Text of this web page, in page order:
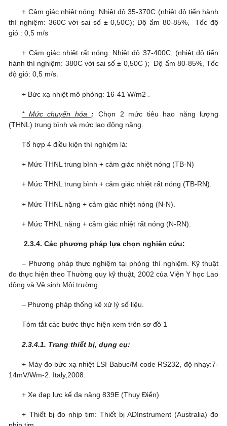
+ Cảm giác nhiệt nóng: Nhiệt độ 35-370C (nhiệt độ tiến hành
thí nghiệm: 360C với sai số ± 0,50C); Độ ẩm 80-85%, Tốc độ
gió : 0,5 m/s
+ Cảm giác nhiệt rất nóng: Nhiệt độ 37-400C, (nhiệt độ tiến
hành thí nghiệm: 380C với sai số ± 0,50C ); Độ ẩm 80-85%, Tốc
độ gió: 0,5 m/s.
+ Bức xạ nhiệt mô phỏng: 16-41 W/m2 .
* Mức chuyển hóa : Chọn 2 mức tiêu hao năng lượng
(THNL) trung bình và mức lao động nặng.
Tổ hợp 4 điều kiện thí nghiệm là:
+ Mức THNL trung bình + cảm giác nhiệt nóng (TB-N)
+ Mức THNL trung bình + cảm giác nhiệt rất nóng (TB-RN).
+ Mức THNL nặng + cảm giác nhiệt nóng (N-N).
+ Mức THNL nặng + cảm giác nhiệt rất nóng (N-RN).
2.3.4. Các phương pháp lựa chọn nghiên cứu:
– Phương pháp thực nghiệm tại phòng thí nghiệm. Kỹ thuật
đo thực hiện theo Thường quy kỹ thuật, 2002 của Viện Y học Lao
động và Vệ sinh Môi trường.
– Phương pháp thống kê xử lý số liệu.
Tóm tắt các bước thực hiện xem trên sơ đồ 1
2.3.4.1. Trang thiết bị, dụng cụ:
+ Máy đo bức xạ nhiệt LSI Babuc/M code RS232, độ nhạy:7-
14mV/Wm-2. Italy,2008.
+ Xe đạp lực kế đa năng 839E (Thụy Điển)
+ Thiết bị đo nhịp tim: Thiết bị ADInstrument (Australia) đo